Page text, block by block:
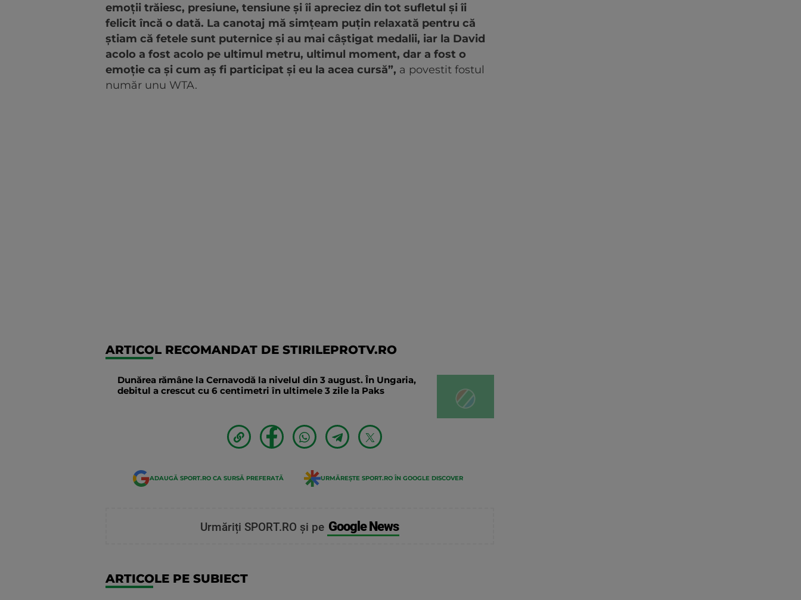
emoții trăiesc, presiune, tensiune și îi apreciez din tot sufletul și îi
felicit încă o dată. La canotaj mă simțeam puțin relaxată pentru că
știam că fetele sunt puternice și au mai câștigat medalii, iar la David
acolo a fost acolo pe ultimul metru, ultimul moment, dar a fost o
emoție ca și cum aș fi participat și eu la acea cursă”, a povestit fostul
număr unu WTA.
ARTICOL RECOMANDAT DE STIRILEPROTV.RO
Dunărea rămâne la Cernavodă la nivelul din 3 august. În Ungaria,
debitul a crescut cu 6 centimetri în ultimele 3 zile la Paks
ADAUGĂ SPORT.RO CA SURSĂ PREFERATĂ URMĂREȘTE SPORT.RO ÎN GOOGLE DISCOVER
Urmăriți SPORT.RO și pe Google News
ARTICOLE PE SUBIECT